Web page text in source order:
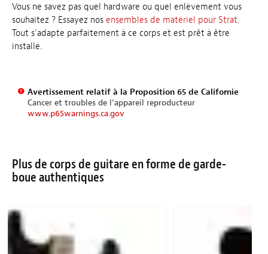
Vous ne savez pas quel hardware ou quel enlèvement vous
souhaitez ? Essayez nos ensembles de matériel pour Strat.
Tout s’adapte parfaitement à ce corps et est prêt à être
installé.
Avertissement relatif à la Proposition 65 de Californie
Cancer et troubles de l’appareil reproducteur
www.p65warnings.ca.gov
Plus de corps de guitare en forme de garde-
boue authentiques